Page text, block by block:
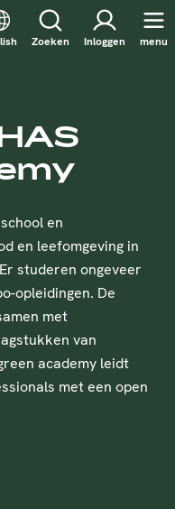
Zoeken Inloggen menu
en
en leefomgeving in
studeren ongeveer
opleidingen. De
met
van
academy leidt
met een open